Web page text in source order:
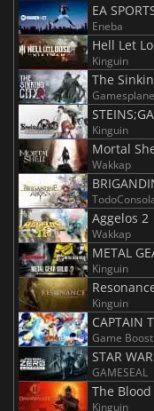
EA
Eneba
Hell Let
Kinguin
The
Kinguin
Mortal
Wakkap
Aggelos 2
Wakkap
Kinguin
Kinguin
CAPTAIN
Game Boost
STAR
GAMESEAL
The
Kinguin